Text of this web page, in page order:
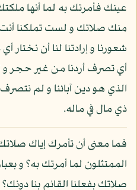
عينك فأمرتك به لما أنها
منك صلاتك و لست تملكنا أنت
شعورنا و إرادتنا لنا أن نختار
أي تصرف أردنا من غير حجر و
الذي هو دين آبائنا و لم نتصرف
ذي مال في ماله.
فما معنى أن تأمرك إياك
الممتثلون لما أمرتك به؟ و
صلاتك بفعلنا القائم بنا